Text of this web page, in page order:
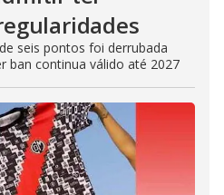
seis pontos foi derrubada
ban continua válido até 2027